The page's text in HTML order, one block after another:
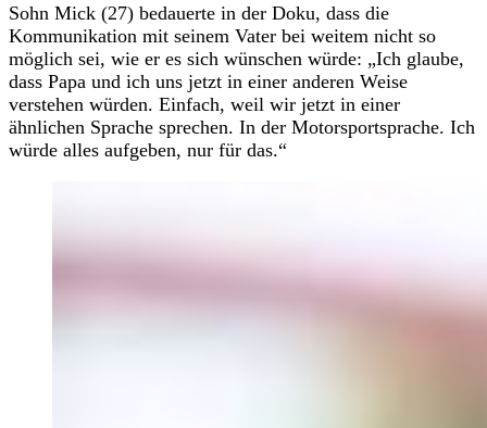
Sohn Mick (27) bedauerte in der Doku, dass die
Kommunikation mit seinem Vater bei weitem nicht so
möglich sei, wie er es sich wünschen würde: „Ich glaube,
dass Papa und ich uns jetzt in einer anderen Weise
verstehen würden. Einfach, weil wir jetzt in einer
ähnlichen Sprache sprechen. In der Motorsportsprache. Ich
würde alles aufgeben, nur für das.“